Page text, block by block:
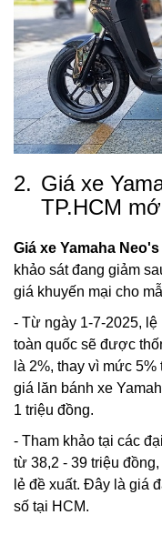
2. Giá xe
TP.HCM
Giá xe Yamaha
khảo sát đang giảm
giá khuyến mại cho
- Từ ngày 1-7-2025,
toàn quốc sẽ được
là 2%, thay vì mức
giá lăn bánh xe
1 triệu đồng.
- Tham khảo tại các
từ 38,2 - 39 triệu
lẻ đề xuất. Đây là giá
số tại HCM.